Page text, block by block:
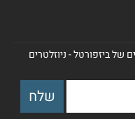
של ביזפורטל - ניוזלטרים